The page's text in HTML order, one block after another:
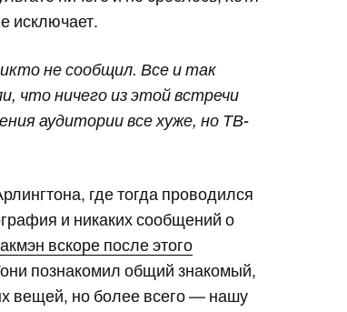
исключает.
не сообщил. Все и так
что ничего из этой встречи
аудитории все хуже, но ТВ-
где тогда проводился
и никаких сообщений о
вскоре после этого
познакомил общий знакомый,
вещей, но более всего — нашу